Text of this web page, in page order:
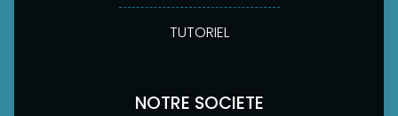
TUTORIEL
NOTRE SOCIETE